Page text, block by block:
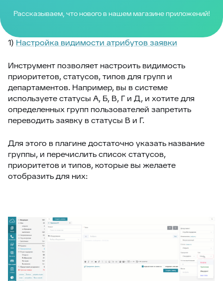
Рассказываем, что нового в нашем магазине приложений!
1) Настройка видимости атрибутов заявки
Инструмент позволяет настроить видимость
приоритетов, статусов, типов для групп и
департаментов. Например, вы в системе
используете статусы А, Б, В, Г и Д, и хотите для
определенных групп пользователей запретить
переводить заявку в статусы В и Г.
Для этого в плагине достаточно указать название
группы, и перечислить список статусов,
приоритетов и типов, которые вы желаете
отобразить для них: